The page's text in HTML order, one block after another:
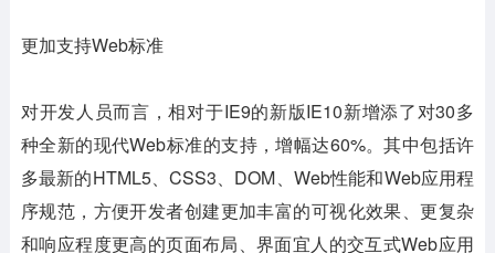
更加支持Web标准
对开发人员而言，相对于IE9的新版IE10新增添了对30多
种全新的现代Web标准的支持，增幅达60%。其中包括许
多最新的HTML5、CSS3、DOM、Web性能和Web应用程
序规范，方便开发者创建更加丰富的可视化效果、更复杂
和响应程度更高的页面布局、界面宜人的交互式Web应用